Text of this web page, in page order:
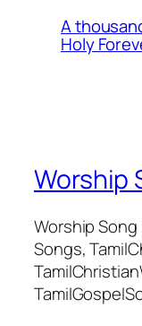
A
Holy
Worship
Worship
Songs,